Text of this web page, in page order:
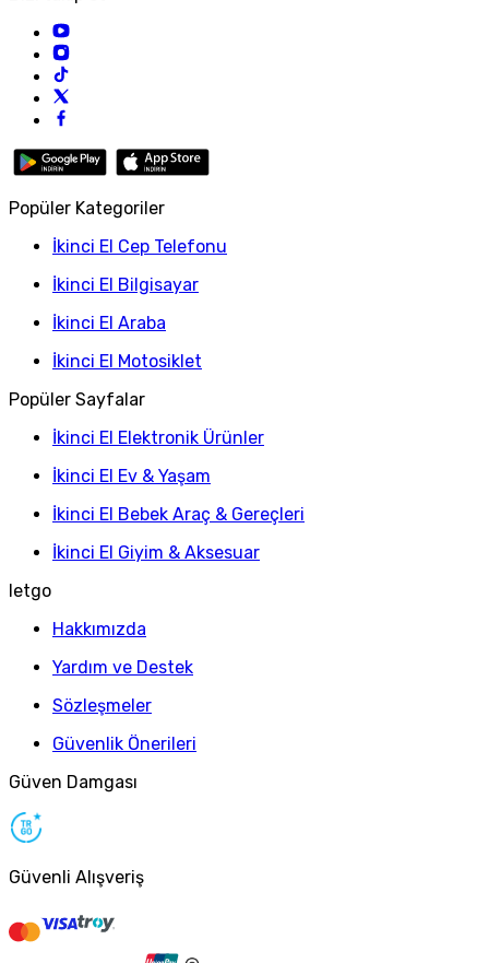
Popüler Kategoriler
İkinci El Cep Telefonu
İkinci El Bilgisayar
İkinci El Araba
İkinci El Motosiklet
Popüler Sayfalar
İkinci El Elektronik Ürünler
İkinci El Ev & Yaşam
İkinci El Bebek Araç & Gereçleri
İkinci El Giyim & Aksesuar
letgo
Hakkımızda
Yardım ve Destek
Sözleşmeler
Güvenlik Önerileri
Güven Damgası
Güvenli Alışveriş